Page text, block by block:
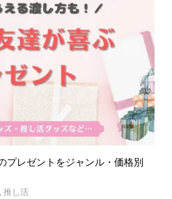
プレゼントをジャンル・価格別
, 推し活